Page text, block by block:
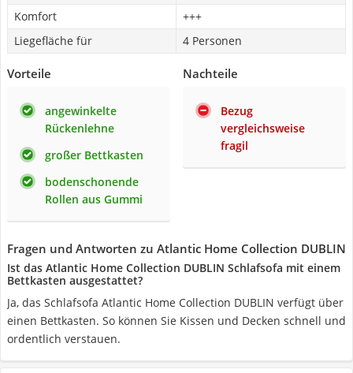
Komfort
+++
Liegefläche für
4 Personen
Vorteile
angewinkelte
Rückenlehne
großer Bettkasten
bodenschonende
Rollen aus Gummi
Nachteile
Bezug
vergleichsweise
fragil
Fragen und Antworten zu Atlantic Home Collection DUBLIN
Ist das Atlantic Home Collection DUBLIN Schlafsofa mit einem
Bettkasten ausgestattet?
Ja, das Schlafsofa Atlantic Home Collection DUBLIN verfügt über
einen Bettkasten. So können Sie Kissen und Decken schnell und
ordentlich verstauen.